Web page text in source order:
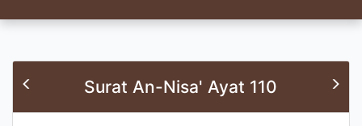
Surat An-Nisa' Ayat 110